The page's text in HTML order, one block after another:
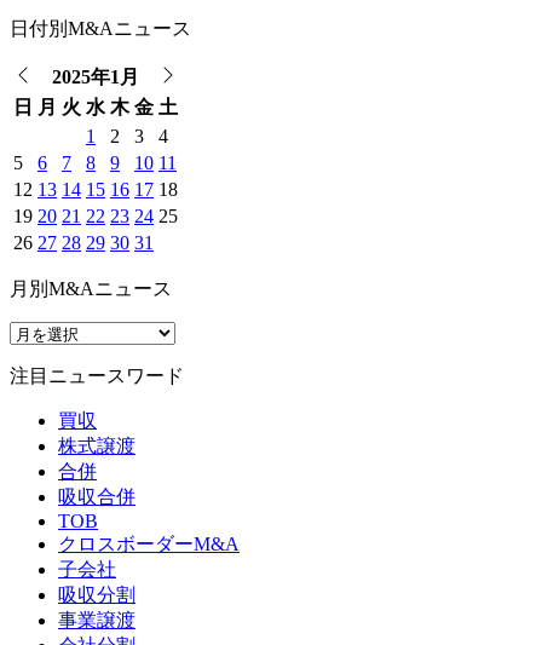
日付別M&Aニュース
2025年1月
日
月 火 水 木 金 土
1
2 3
4
5
6 7 8 9 10 11
12 13 14 15 16 17 18
19 20 21 22 23 24 25
26 27 28 29 30 31
月別M&Aニュース
注目ニュースワード
買収
株式譲渡
合併
吸収合併
TOB
クロスボーダーM&A
子会社
吸収分割
事業譲渡